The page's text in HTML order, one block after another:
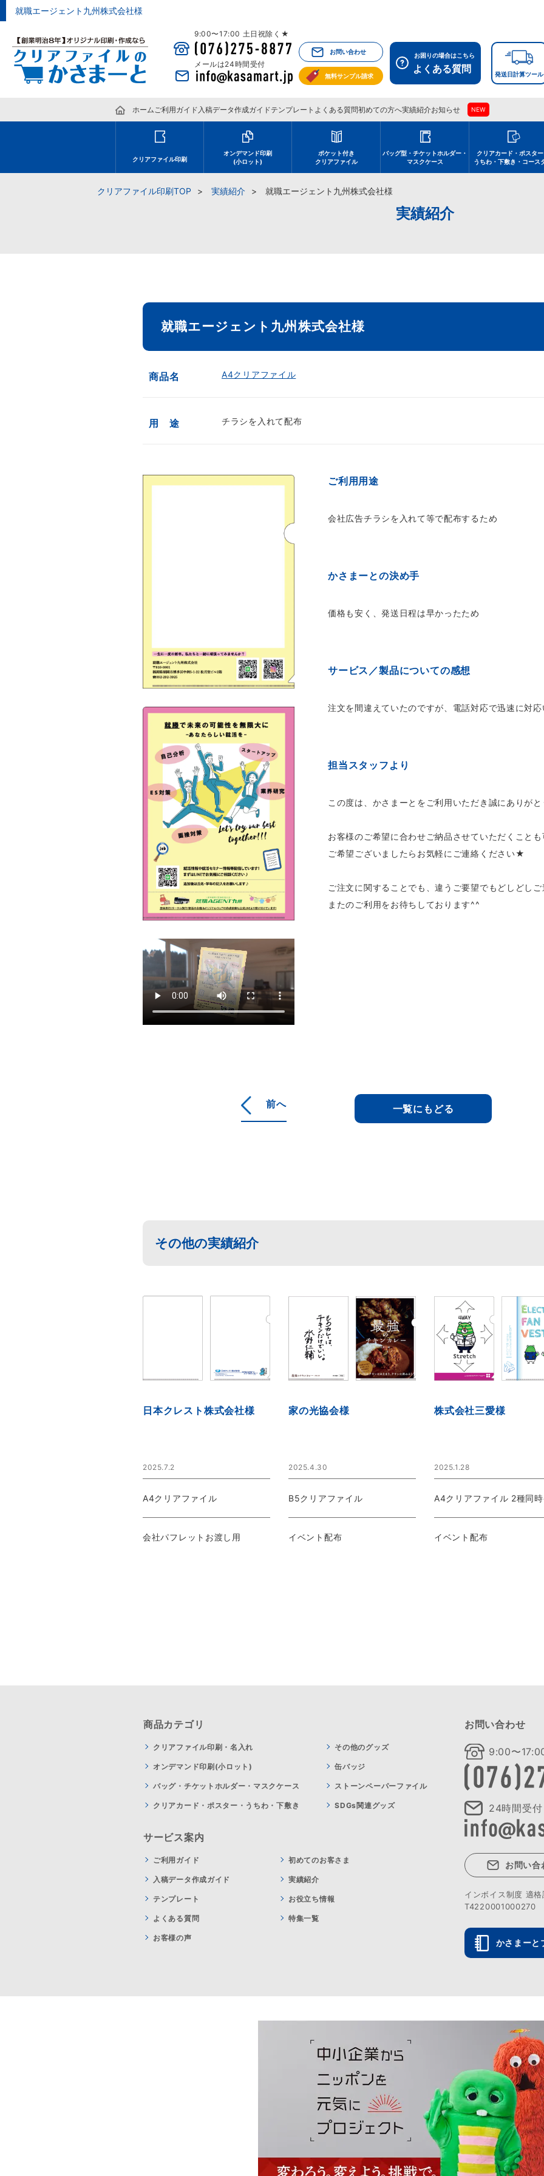
就職エージェント九州株式会社様
9:00〜17:00 土日祝除く★
メールは24時間受付
お問い合わせ
無料サンプル請求
お困りの場合はこちら
よくある質問 発送日計算ツール
ホーム ご利用ガイド 入稿データ作成ガイドテンプレート よくある質問初めての方へ実績紹介お知らせ NEW
クリアファイル印刷
オンデマンド印刷
(小ロット)
ポケット付き
クリアファイル
バッグ型・チケットホルダー・
マスクケース
クリアカード・ポスタ
うちわ・下敷き・コース
クリアファイル印刷TOP 実績紹介 就職エージェント九州株式会社様
実績紹介
就職エージェント九州株式会社様
商品名 A4クリアファイル
用 途 チラシを入れて配布
ご利用用途
会社広告チラシを入れて等で配布するため
かさまーとの決め手
価格も安く、発送日程は早かったため
サービス／製品についての感想
注文を間違えていたのですが、電話対応で迅速に対
担当スタッフより
この度は、かさまーとをご利用いただき誠にありが
お客様のご希望に合わせご納品させていただくこと
ご希望ございましたらお気軽にご連絡ください★
ご注文に関することでも、違うご要望でもどしどし
またのご利用をお待ちしております^^
前へ 一覧にもどる
その他の実績紹介
日本クレスト株式会社様
2025.7.2
A4クリアファイル
会社パフレットお渡し用
家の光協会様
2025.4.30
B5クリアファイル
イベント配布
株式会社三愛様
2025.1.28
A4クリアファイル 2種同
イベント配布
商品カテゴリ
クリアファイル印刷・名入れ
オンデマンド印刷(小ロット)
バッグ・チケットホルダー・マスクケース
クリアカード・ポスター・うちわ・下敷き
その他のグッズ
缶バッジ
ストーンペーパーファイル
SDGs関連グッズ
サービス案内
ご利用ガイド
入稿データ作成ガイド
テンプレート
よくある質問
お客様の声
初めてのお客さま
実績紹介
お役立ち情報
特集一覧
お問い合わせ
9:00〜
24時間受付
お問い合
インボイス制度 適
T4220001000270
かさまーと